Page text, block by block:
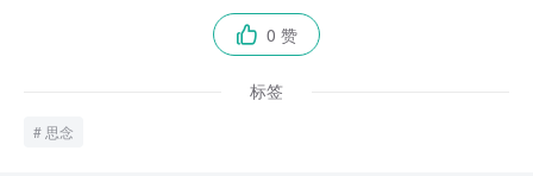
 0 赞
标签
思念